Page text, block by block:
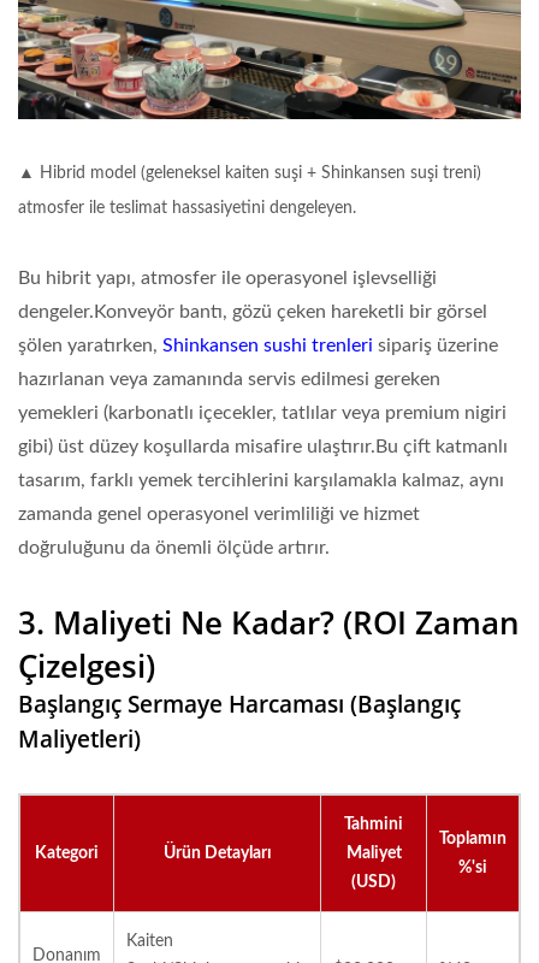
▲ Hibrid model (geleneksel kaiten suşi + Shinkansen suşi treni)
atmosfer ile teslimat hassasiyetini dengeleyen.
Bu hibrit yapı, atmosfer ile operasyonel işlevselliği
dengeler.Konveyör bantı, gözü çeken hareketli bir görsel
şölen yaratırken, Shinkansen sushi trenleri sipariş üzerine
hazırlanan veya zamanında servis edilmesi gereken
yemekleri (karbonatlı içecekler, tatlılar veya premium nigiri
gibi) üst düzey koşullarda misafire ulaştırır.Bu çift katmanlı
tasarım, farklı yemek tercihlerini karşılamakla kalmaz, aynı
zamanda genel operasyonel verimliliği ve hizmet
doğruluğunu da önemli ölçüde artırır.
3. Maliyeti Ne Kadar? (ROI Zaman
Çizelgesi)
Başlangıç Sermaye Harcaması (Başlangıç
Maliyetleri)
Kategori Ürün Detayları
Tahmini
Maliyet
(USD)
Toplamın
%'si
Donanım
Kaiten